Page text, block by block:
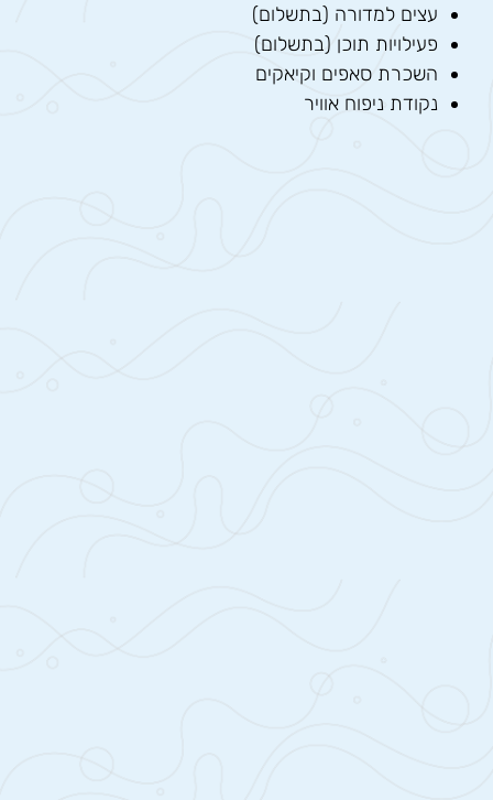
עצים למדורה (בתשלום)
פעילויות תוכן (בתשלום)
השכרת סאפים וקיאקים
נקודת ניפוח אוויר